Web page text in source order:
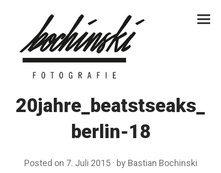
Menu
20jahre_beatstseaks_
berlin-18
Posted on 7. Juli 2015 by Bastian Bochinski